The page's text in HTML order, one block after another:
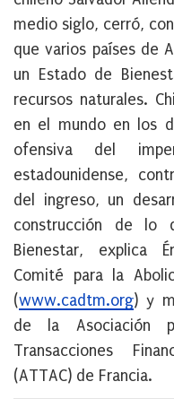
medio siglo, cerró,
que varios países de
un Estado de
recursos naturales.
en el mundo en los
ofensiva del
estadounidense,
del ingreso, un
construcción de lo
Bienestar, explica
Comité para la
(www.cadtm.org) y
de la Asociación
Transacciones
(ATTAC) de Francia.